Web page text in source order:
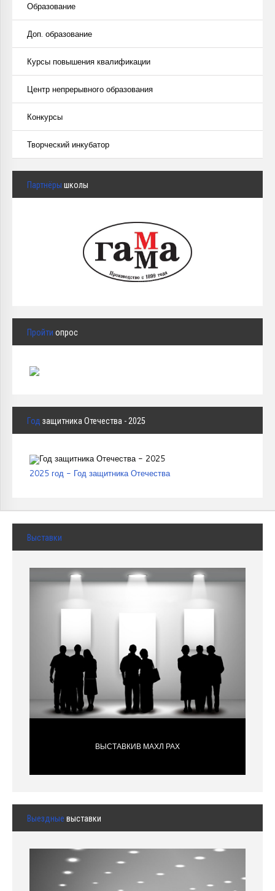
Образование
Доп. образование
Курсы повышения квалификации
Центр непрерывного образования
Конкурсы
Творческий инкубатор
Партнёры школы
Пройти опрос
Год защитника Отечества - 2025
2025 год - Год защитника Отечества
Выставки
ВЫСТАВКИВ МАХЛ РАХ
Выездные выставки